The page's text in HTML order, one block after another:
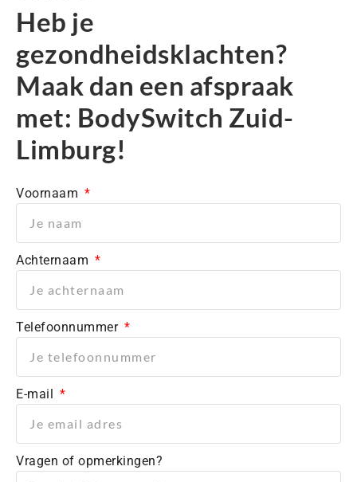
Heb je
gezondheidsklachten?
Maak dan een afspraak
met: BodySwitch Zuid-
Limburg!
Voornaam
Achternaam
Telefoonnummer
E-mail
Vragen of opmerkingen?